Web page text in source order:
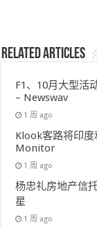
Related Articles
F1、10月大型活
– Newswav
1 周 ago
Klook客路将印
Monitor
1 周 ago
杨忠礼房地产信
星
1 周 ago